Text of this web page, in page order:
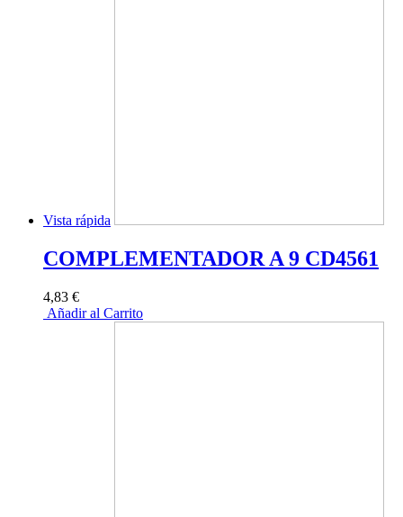
Vista rápida
COMPLEMENTADOR A 9 CD4561
4,83 €
Añadir al Carrito